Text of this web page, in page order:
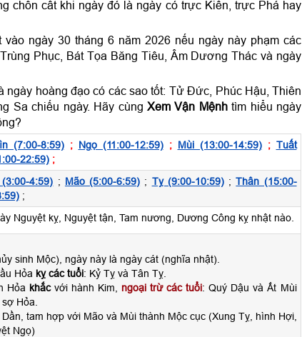
chôn cất khi ngày đó là ngày có trực Kiến, trực Phá hay
ngày 30 tháng 6 năm 2026 nếu ngày này phạm các
Phục, Bát Tọa Băng Tiêu, Âm Dương Thác và ngày
ngày hoàng đạo có các sao tốt: Tử Đức, Phúc Hậu, Thiên
Sa chiếu ngày. Hãy cùng Xem Vận Mệnhtìm hiểu ngày
(7:00-8:59); Ngọ (11:00-12:59); Mùi (13:00-14:59); Tuất
22:59);
4:59) ; Mão (5:00-6:59) ; Tỵ (9:00-10:59);Thân (15:00-
;
Nguyệt kỵ, Nguyệt tận, Tam nương, Dương Công kỵ nhật nào.
sinh Mộc), ngày này là ngày cát (nghĩa nhật).
Hỏa kỵ các tuổi: Kỷ Tỵ và Tân Tỵ.
Hỏa khắcvới hành Kim, ngoại trừ các tuổi: Quý Dậu và Ất Mùi
Hỏa.
tam hợp với Mão và Mùi thành Mộc cục (Xung Tỵ, hình Hợi,
Ngọ)